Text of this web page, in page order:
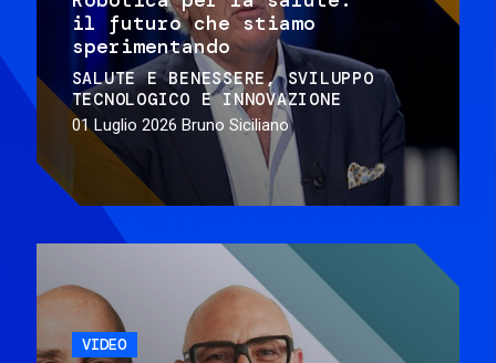
il futuro che stiamo
sperimentando
SALUTE E BENESSERE
SVILUPPO
TECNOLOGICO E INNOVAZIONE
01 Luglio 2026 Bruno Siciliano
VIDEO